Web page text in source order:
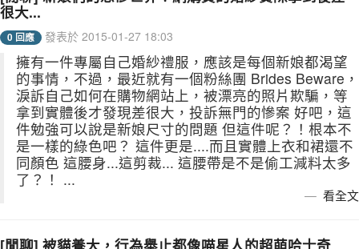
很大...
0 回應 發表於 2015-01-27 18:03
擁有一件專屬自己婚紗禮服，應該是每個新娘都渴望
的事情，不過，最近就有一個粉絲團 Brides Beware，
淚訴自己如何在購物網站上，被漂亮的照片欺騙，等
拿到實體後才發現差很大，投訴無門的慘案 好吧，這
件勉強可以說是新娘尺寸的問題 但這件呢？！根本不
是一樣的綠色吧？ 這件更是....而且實體上衣和裙還不
同顏色 這腰身...這剪裁... 這腰帶是不是偷工減料太多
了？！ ...
看全文
[閒聊] 被貓養大，行為舉止都像喵星人的超萌哈士奇